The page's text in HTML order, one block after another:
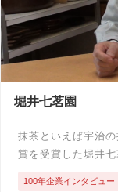
堀井七茗園
抹茶といえば宇治
賞を受賞した堀井
100年企業インタビュー